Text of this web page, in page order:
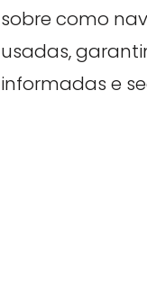
sobre como
usadas,
informadas e